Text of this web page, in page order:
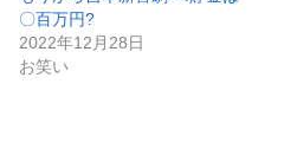
〇百万円?
2022年12月28日
お笑い